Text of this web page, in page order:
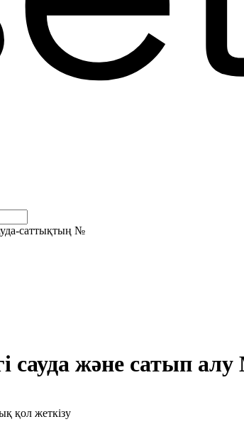
саттықтың №
сауда және сатып
қол жеткізу